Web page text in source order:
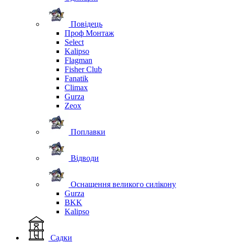
Повідець
Проф Монтаж
Select
Kalipso
Flagman
Fisher Club
Fanatik
Climax
Gurza
Zeox
Поплавки
Відводи
Оснащення великого силікону
Gurza
BKK
Kalipso
Садки